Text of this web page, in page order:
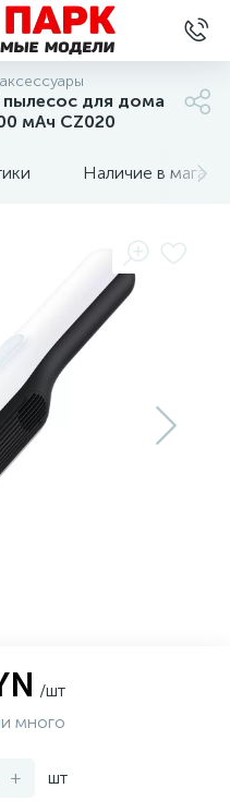
для дома
мАч CZ020
Наличие в
/шт
много
+ шт